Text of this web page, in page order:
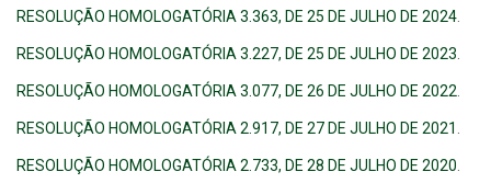
RESOLUÇÃO HOMOLOGATÓRIA 3.363, DE 25 DE JULHO DE 2024
RESOLUÇÃO HOMOLOGATÓRIA 3.227, DE 25 DE JULHO DE 2023
RESOLUÇÃO HOMOLOGATÓRIA 3.077, DE 26 DE JULHO DE 2022
RESOLUÇÃO HOMOLOGATÓRIA 2.917, DE 27 DE JULHO DE 2021
RESOLUÇÃO HOMOLOGATÓRIA 2.733, DE 28 DE JULHO DE 2020